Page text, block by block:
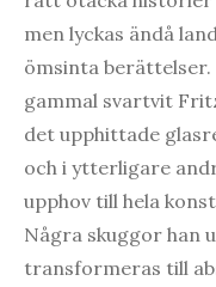
men lyckas ändå
ömsinta
gammal svartvit
det upphittade
och i ytterligare
upphov till hela
Några skuggor han
transformeras till